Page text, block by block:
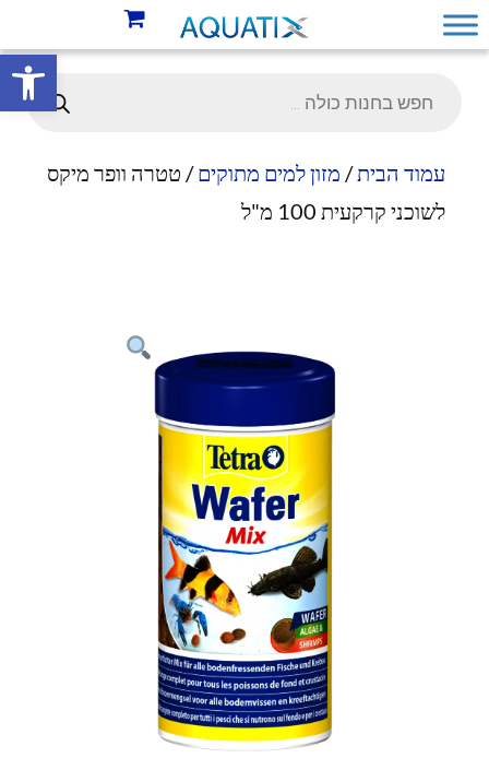
פתח
עמוד הבית/ מזון למים מתוקים/ טטרה וופר מיקס
לשוכני קרקעית 100 מ"ל